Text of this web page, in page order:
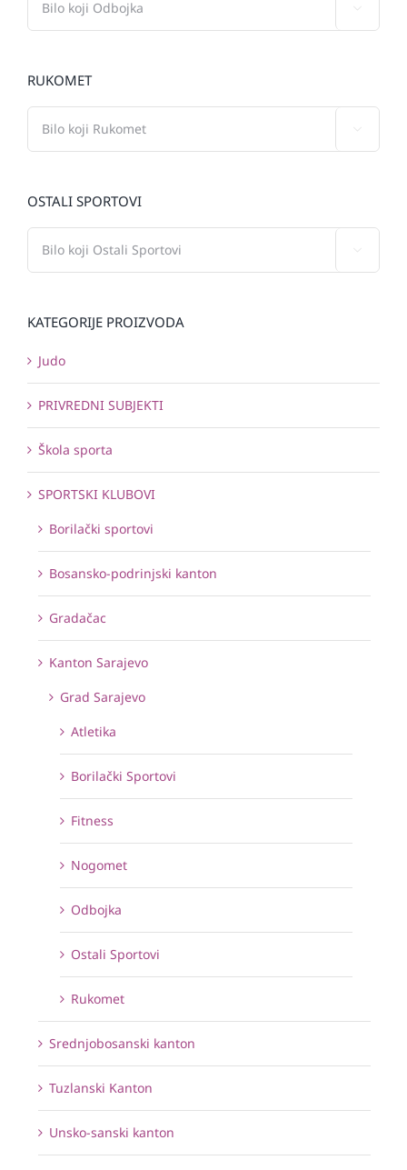
RUKOMET
OSTALI SPORTOVI
KATEGORIJE PROIZVODA
Judo
PRIVREDNI SUBJEKTI
Škola sporta
SPORTSKI KLUBOVI
Borilački sportovi
Bosansko-podrinjski kanton
Gradačac
Kanton Sarajevo
Grad Sarajevo
Atletika
Borilački Sportovi
Fitness
Nogomet
Odbojka
Ostali Sportovi
Rukomet
Srednjobosanski kanton
Tuzlanski Kanton
Unsko-sanski kanton